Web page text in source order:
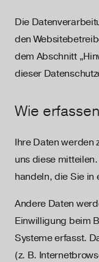
Die
den
dem Abschnitt
dieser
Wie
Ihre Daten werden
uns diese
handeln, die Sie in
Andere Daten
Einwilligung beim
Systeme erfasst.
(z. B.